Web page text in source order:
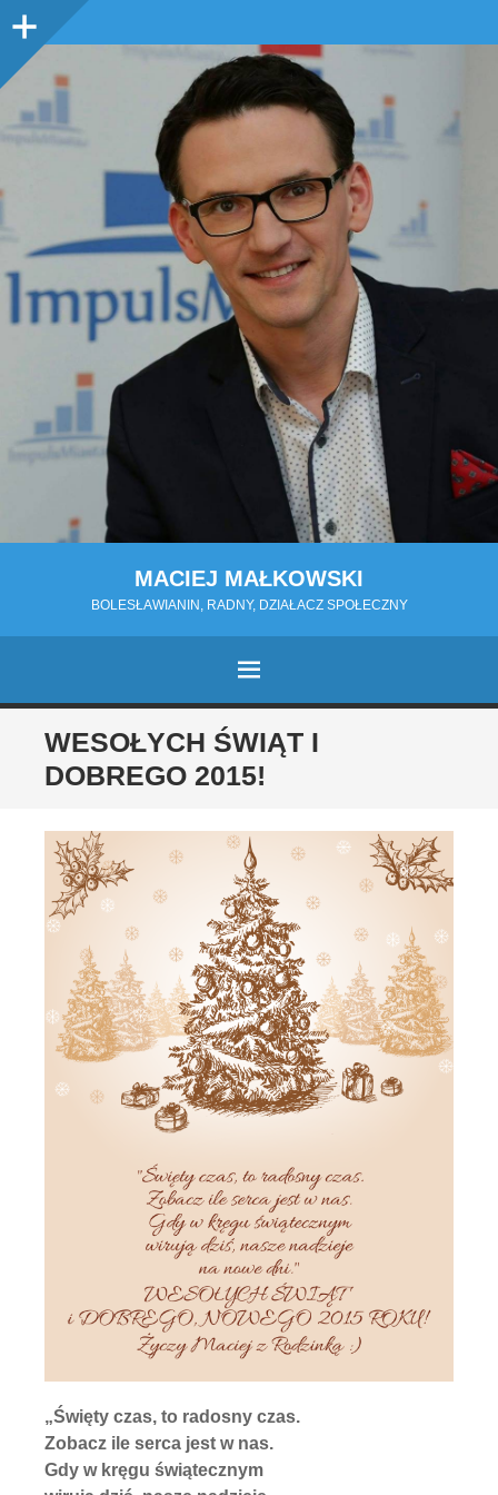
Panel
MACIEJ MAŁKOWSKI
BOLESŁAWIANIN, RADNY, DZIAŁACZ SPOŁECZNY
MENU
PRZESKOCZ
TREŚCI
WESOŁYCH ŚWIĄT I
DOBREGO 2015!
„Święty czas, to radosny czas.
Zobacz ile serca jest w nas.
Gdy w kręgu świątecznym